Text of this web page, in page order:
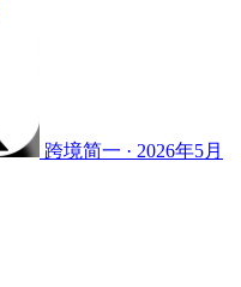
跨境简一 · 2026年5月